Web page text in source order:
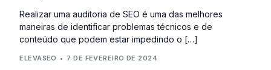
Realizar uma auditoria de SEO é uma das melhores
maneiras de identificar problemas técnicos e de
conteúdo que podem estar impedindo o […]
ELEVASEO 7 DE FEVEREIRO DE 2024